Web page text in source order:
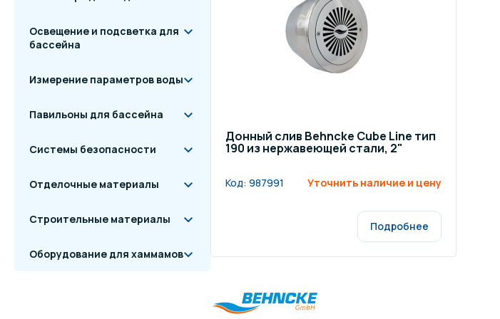
Освещение и подсветка для
бассейна
Измерение параметров воды
Павильоны для бассейна
Системы безопасности
Отделочные материалы
Строительные материалы
Оборудование для хаммамов
Донный слив Behncke Cube Line тип
190 из нержавеющей стали, 2"
Код: 987991 Уточнить наличие и цену
Подробнее